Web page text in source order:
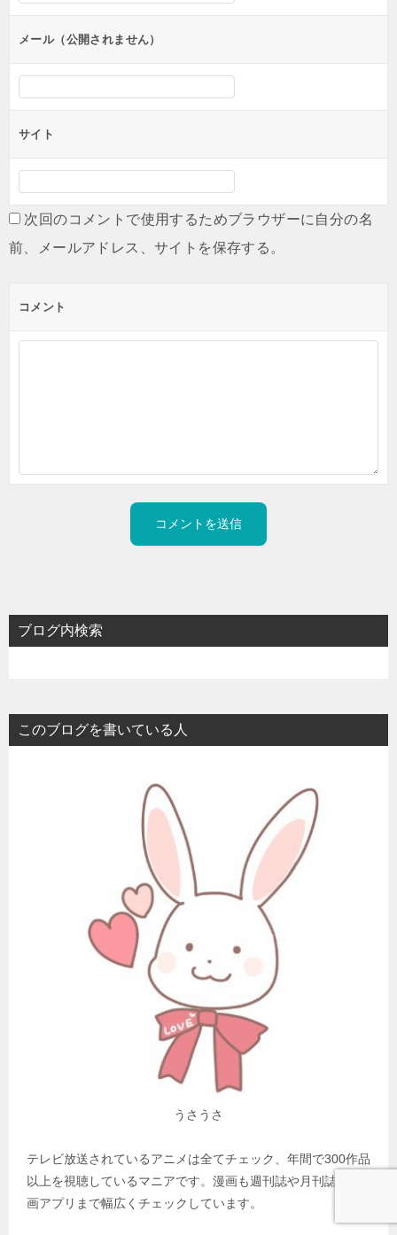
ンメール（公開されません）
サイト
次回のコメントで使用するためブラウザーに自分の名
前、メールアドレス、サイトを保存する。
コメント
ブログ内検索
このブログを書いている人
うさうさ
テレビ放送されているアニメは全てチェック、年間で300作品
以上を視聴しているマニアです。漫画も週刊誌や月刊誌、漫
画アプリまで幅広くチェックしています。